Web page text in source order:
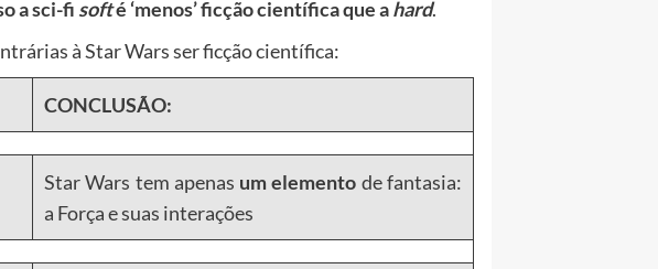
a sci-fi softé ‘menos’ ficção científica que ahard.
à Star Wars ser ficção científica:
CONCLUSÃO:
Star Wars tem apenas um elemento de fantasia:
a Força e suas interações